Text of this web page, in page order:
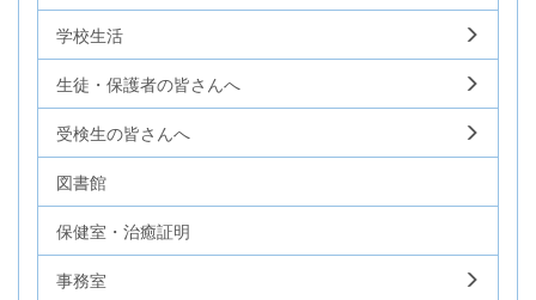
学校生活
生徒・保護者の皆さんへ
受検生の皆さんへ
図書館
保健室・治癒証明
事務室